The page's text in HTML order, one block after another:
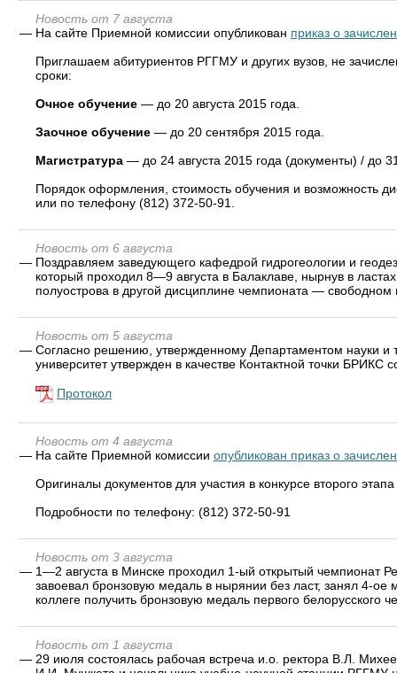
Новость от 7 августа
— На сайте Приемной комиссии опубликован приказ о
Приглашаем абитуриентов РГГМУ и других вузов, не
сроки:
Очное обучение — до 20 августа 2015 года.
Заочное обучение — до 20 сентября 2015 года.
Магистратура — до 24 августа 2015 года (документы) / до
Порядок оформления, стоимость обучения и возможность
или по телефону (812) 372-50-91.
Новость от 6 августа
— Поздравляем заведующего кафедрой гидрогеологии и
который проходил 8—9 августа в Балаклаве, нырнув в
полуострова в другой дисциплине чемпионата — свободном
Новость от 5 августа
— Согласно решению, утвержденному Департаментом науки и
университет утвержден в качестве Контактной точки
Протокол
Новость от 4 августа
— На сайте Приемной комиссии опубликован приказ о
Оригиналы документов для участия в конкурсе второго
Подробности по телефону: (812) 372-50-91
Новость от 3 августа
— 1—2 августа в Минске проходил 1-ый открытый чемпионат
завоевал бронзовую медаль в нырянии без ласт, занял 4-
коллеге получить бронзовую медаль первого
Новость от 1 августа
— 29 июля состоялась рабочая встреча и.о. ректора В.Л.